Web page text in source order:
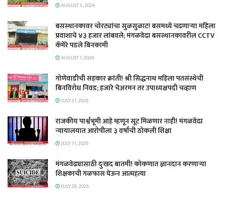
AUGUST 5, 2026
बसस्थानकावर चोरट्यांचा सुळसुळाट! बसमध्ये चढणाऱ्या महिला
प्रवाशाचे ४३ हजार लांबवले; मंगळवेढा बसस्थानकावरील CCTV
कॅमेरे पडले बिनकामी
AUGUST 1, 2026
गोणेवाडीची सहकार क्रांती! श्री सिद्धनाथ महिला पतसंस्थेची
बिनविरोध निवड; हजारे चेअरमन तर उपाध्यक्षपदी चव्हाण
JULY 31, 2026
राजकीय पार्श्वभूमी आहे म्हणून सूट मिळणार नाही! मंगळवेढा
न्यायालयात आरोपीला ३ वर्षांची ठोकली शिक्षा
JULY 31, 2026
मंगळवेढ्यासाठी दुःखद बातमी! कोकणात ज्ञानदान करणाऱ्या
शिक्षकाची गळफास घेऊन आत्महत्या
JULY 29, 2026